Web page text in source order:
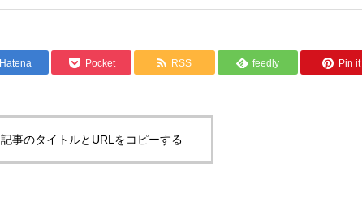
Hatena Pocket RSS feedly Pin it
記事のタイトルとURLをコピーする